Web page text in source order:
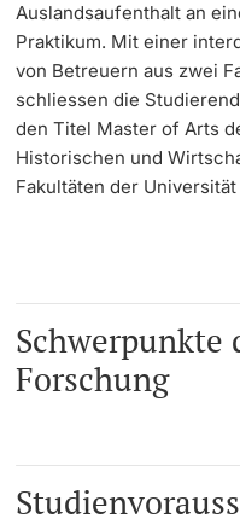
Auslandsaufenthalt an
Praktikum. Mit einer
von Betreuern aus zwei
schliessen die
den Titel Master of Arts
Historischen und
Fakultäten der Universität
Schwerpunkte
Forschung